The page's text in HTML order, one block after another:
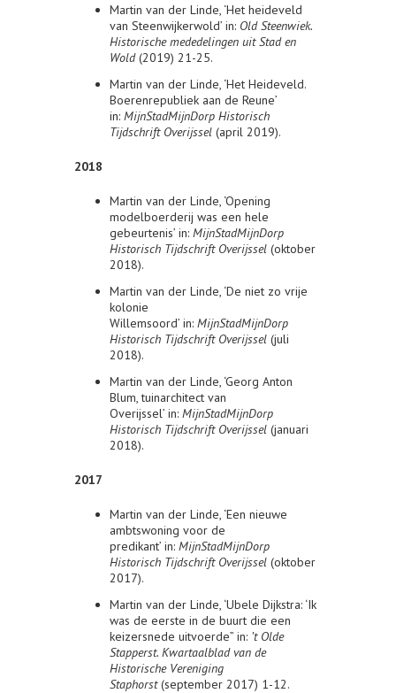
Martin van der Linde, ‘Het heideveld
van Steenwijkerwold’ in: Old Steenwiek.
Historische mededelingen uit Stad en
Wold(2019) 21-25.
Martin van der Linde, ‘Het Heideveld.
Boerenrepubliek aan de Reune’
in: MijnStadMijnDorp Historisch
Tijdschrift Overijssel (april 2019).
2018
Martin van der Linde, ‘Opening
modelboerderij was een hele
gebeurtenis’ in: MijnStadMijnDorp
Historisch Tijdschrift Overijssel (oktober
2018).
Martin van der Linde, ‘De niet zo vrije
kolonie
Willemsoord’ in: MijnStadMijnDorp
Historisch Tijdschrift Overijssel (juli
2018).
Martin van der Linde, ‘Georg Anton
Blum, tuinarchitect van
Overijssel’ in: MijnStadMijnDorp
Historisch Tijdschrift Overijssel (januari
2018).
2017
Martin van der Linde, ‘Een nieuwe
ambtswoning voor de
predikant’ in: MijnStadMijnDorp
Historisch Tijdschrift Overijssel (oktober
2017).
Martin van der Linde, ‘Ubele Dijkstra: ‘Ik
was de eerste in de buurt die een
keizersnede uitvoerde” in: ’t Olde
Stapperst. Kwartaalblad van de
Historische Vereniging
Staphorst(september 2017) 1-12.